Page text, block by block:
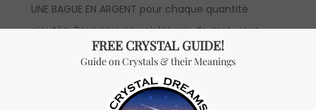
UNE BAGUE EN ARGENT pour chaque quantité
ajoutée. Pour pouvoir voir les prix de gros, vous
devrez faire unedemandepour devenir un